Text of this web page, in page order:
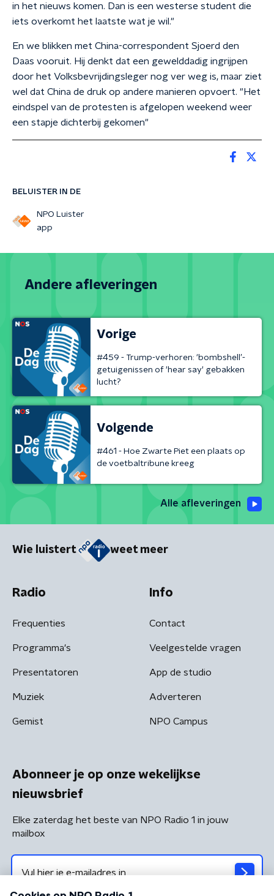
BELUISTER IN DE
NPO Luister
app
in het nieuws komen. Dan is een westerse student die
iets overkomt het laatste wat je wil."
En we blikken met China-correspondent Sjoerd den
Daas vooruit. Hij denkt dat een gewelddadig ingrijpen
door het Volksbevrijdingsleger nog ver weg is, maar ziet
wel dat China de druk op andere manieren opvoert. "Het
eindspel van de protesten is afgelopen weekend weer
een stapje dichterbij gekomen"
Andere afleveringen
Vorige
#459 - Trump-verhoren: ‘bombshell’-
getuigenissen of 'hear say' gebakken
lucht?
Volgende
#461 - Hoe Zwarte Piet een plaats op
de voetbaltribune kreeg
Alle afleveringen
Wie luistert weet meer
Radio
Frequenties
Programma's
Presentatoren
Muziek
Gemist
Info
Contact
Veelgestelde vragen
App de studio
Adverteren
NPO Campus
Abonneer je op onze wekelijkse
nieuwsbrief
Elke zaterdag het beste van NPO Radio 1 in jouw
mailbox